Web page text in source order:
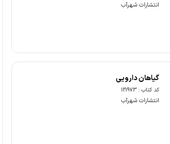
انتشارات شهرآب
گیاهان دارویی
کد کتاب : 121973
انتشارات شهرآب